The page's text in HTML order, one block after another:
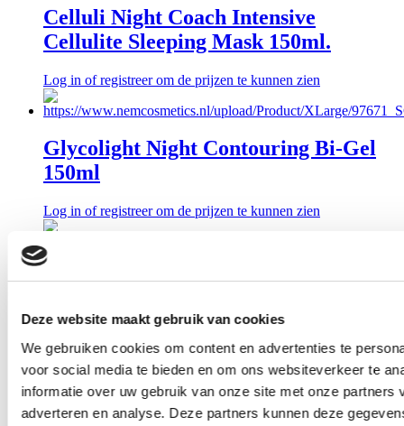
Deze website maakt gebruik van cookies
We gebruiken cookies om content en advertenties te
voor social media te bieden en om ons websiteverkeer te
informatie over uw gebruik van onze site met onze partners
adverteren en analyse. Deze partners kunnen deze
Celluli Night Coach Intensive
Cellulite Sleeping Mask 150ml.
Log in of registreer om de prijzen te kunnen zien
Glycolight Night Contouring Bi-Gel
150ml
Log in of registreer om de prijzen te kunnen zien
Lotion P5 Targeted Curve
Log in of registreer om de prijzen te kunnen zien
Morpho Designer Conditouring